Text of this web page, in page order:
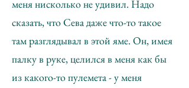
меня нисколько не удивил. Надо
сказать, что Сева даже что-то такое
там разглядывал в этой яме. Он, имея
палку в руке, целился в меня как бы
из какого-то пулемета - у меня